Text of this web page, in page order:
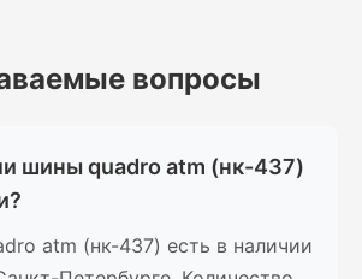
вопросы
шины quadro atm (нк-437)
atm (нк-437) есть в наличии